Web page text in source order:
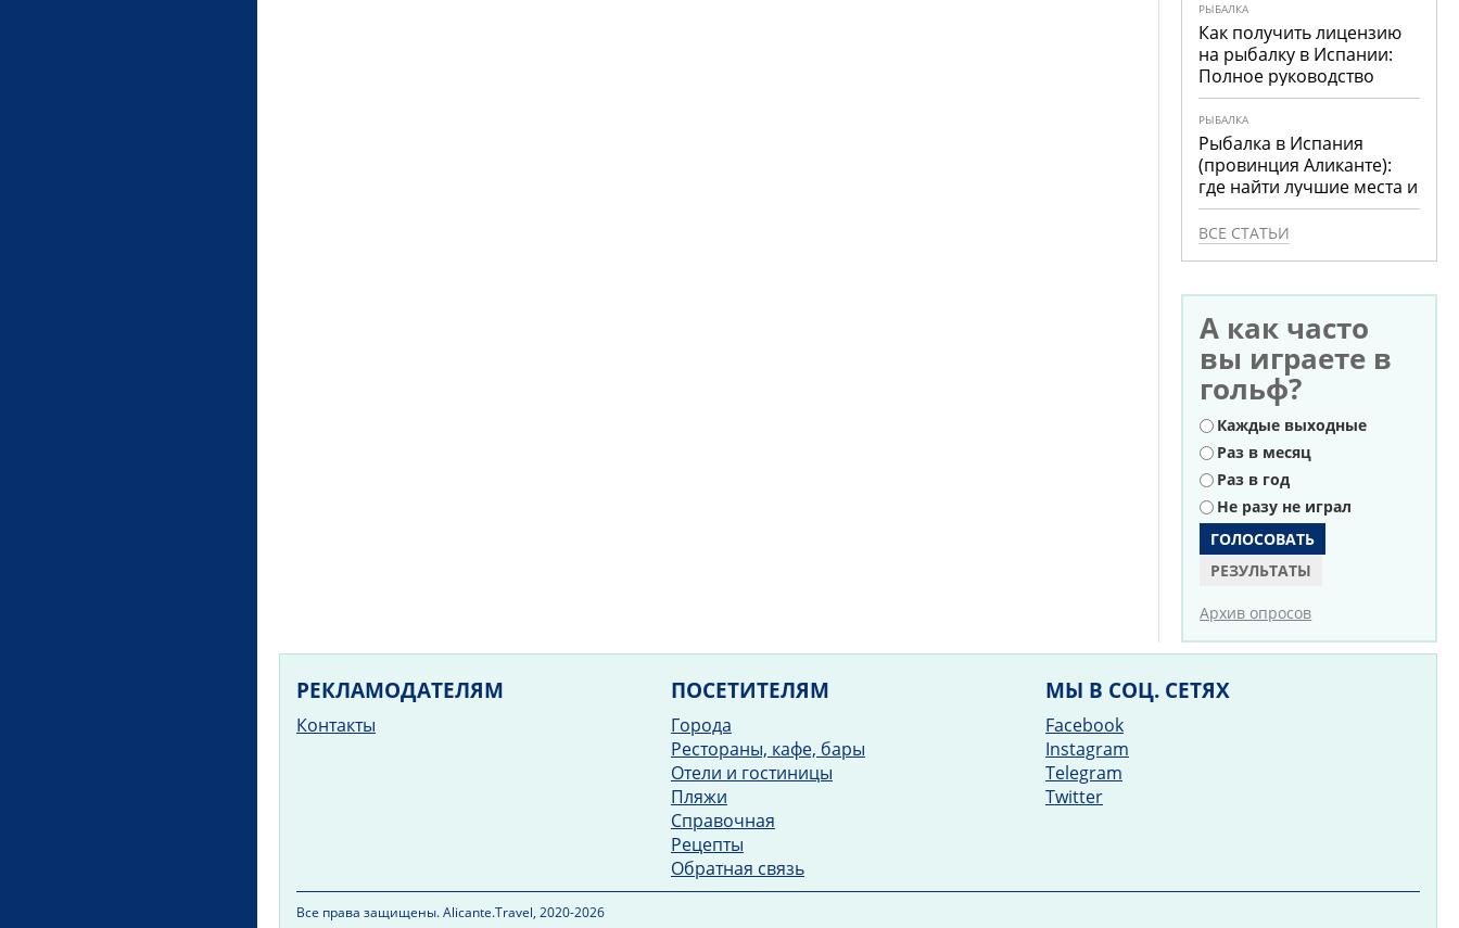
РЫБАЛКА
Как получить лицензию
на рыбалку в Испании:
Полное руководство
РЫБАЛКА
Рыбалка в Испания
(провинция Аликанте):
где найти лучшие места и
что ловить
ВСЕ СТАТЬИ
А как часто
вы играете в
гольф?
Варианты
Каждые выходные
Раз в месяц
Раз в год
Не разу не играл
РЕЗУЛЬТАТЫ
Архив опросов
РЕКЛАМОДАТЕЛЯМ
Контакты
ПОСЕТИТЕЛЯМ
Города
Рестораны, кафе, бары
Отели и гостиницы
Пляжи
Справочная
Рецепты
Обратная связь
МЫ В СОЦ. СЕТЯХ
Facebook
Instagram
Telegram
Twitter
Все права защищены. Alicante.Travel, 2020-2026